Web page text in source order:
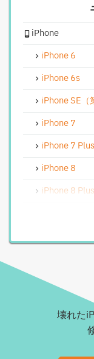
iPhoneカメ
iPhoneインカ
iPhoneリン
iPhone基板
iPhoneバイ
Android修理実績
Androidフロ
Androidバッ
Android水没
Androidその
Androidロゴ
Android基板
iPhone
iPhone 6
iPhone 6s
iPhone SE（
iPhone 7
iPhone 7 Plus
iPhone 8
iPhone 8 Plus
iPhone XR
iPhone 11
壊れた